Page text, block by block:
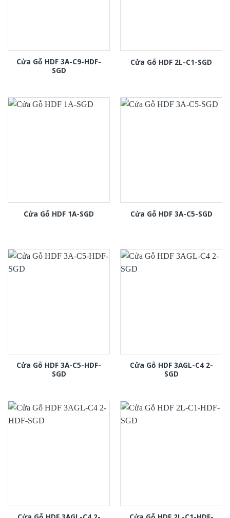
Cửa Gỗ HDF 3A-C9-HDF-
SGD
Cửa Gỗ HDF 2L-C1-SGD
Cửa Gỗ HDF 1A-SGD Cửa Gỗ HDF 3A-C5-SGD
Cửa Gỗ HDF 3A-C5-HDF-
SGD
Cửa Gỗ HDF 3AGL-C4 2-
SGD